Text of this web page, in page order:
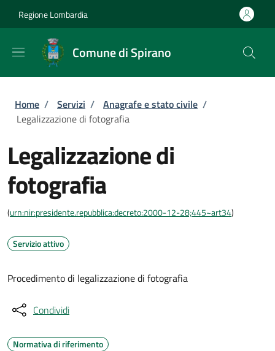
Regione Lombardia
Comune di Spirano
Briciole di pane
Home / Servizi / Anagrafe e stato civile /
Legalizzazione di fotografia
Legalizzazione di
fotografia
(urn:nir:presidente.repubblica:decreto:2000-12-28;445~art34)
Servizio attivo
Procedimento di legalizzazione di fotografia
Condividi
Normativa di riferimento